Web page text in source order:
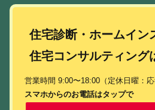
住宅診断・ホームイン
住宅コンサルティン
営業時間 9:00〜18:00（定休日曜：応
スマホからのお電話はタップで